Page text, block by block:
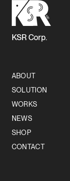
KSR Corp.
ABOUT
SOLUTION
WORKS
NEWS
SHOP
CONTACT